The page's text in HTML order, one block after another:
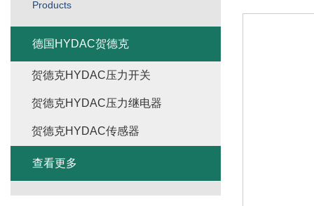
Products
德国HYDAC贺德克
贺德克HYDAC压力开关
贺德克HYDAC压力继电器
贺德克HYDAC传感器
查看更多